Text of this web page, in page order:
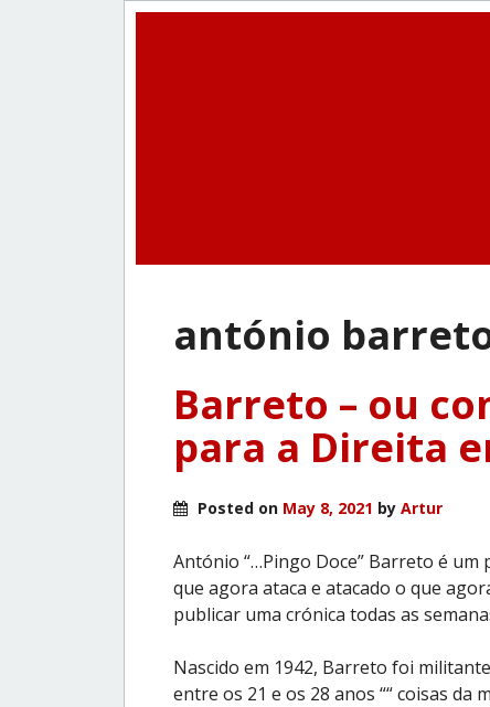
antónio
Barreto – ou
para a Direita
Posted on May 8, 2021 by Artur
António “…Pingo Doce” Barreto é
que agora ataca e atacado o que
publicar uma crónica todas as
Nascido em 1942, Barreto foi
entre os 21 e os 28 anos ““ coisas da